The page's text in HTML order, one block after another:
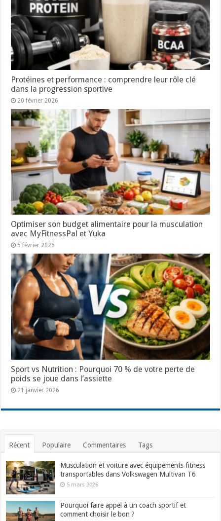
Protéines et performance : comprendre leur rôle clé
dans la progression sportive
20 février 2026
Optimiser son budget alimentaire pour la musculation
avec MyFitnessPal et Yuka
5 février 2026
Sport vs Nutrition : Pourquoi 70 % de votre perte de
poids se joue dans l’assiette
21 janvier 2026
Récent Populaire Commentaires Tags
Musculation et voiture avec équipements fitness
transportables dans Volkswagen Multivan T6
5 mars 2026
Pourquoi faire appel à un coach sportif et
comment choisir le bon ?